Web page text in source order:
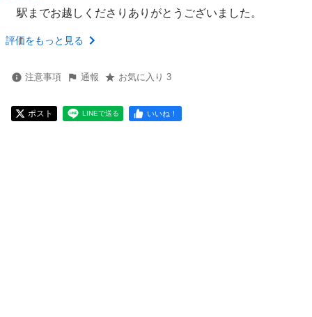
駅までお越しくださりありがとうございました。
評価をもっと見る
注意事項 通報 お気に入り 3
ポスト LINEで送る いいね！